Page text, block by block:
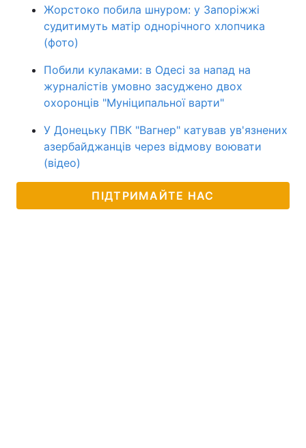
Жорстоко побила шнуром: у Запоріжжі
судитимуть матір однорічного хлопчика
(фото)
Побили кулаками: в Одесі за напад на
журналістів умовно засуджено двох
охоронців "Муніципальної варти"
У Донецьку ПВК "Вагнер" катував ув'язнених
азербайджанців через відмову воювати
(відео)
ПІДТРИМАЙТЕ НАС